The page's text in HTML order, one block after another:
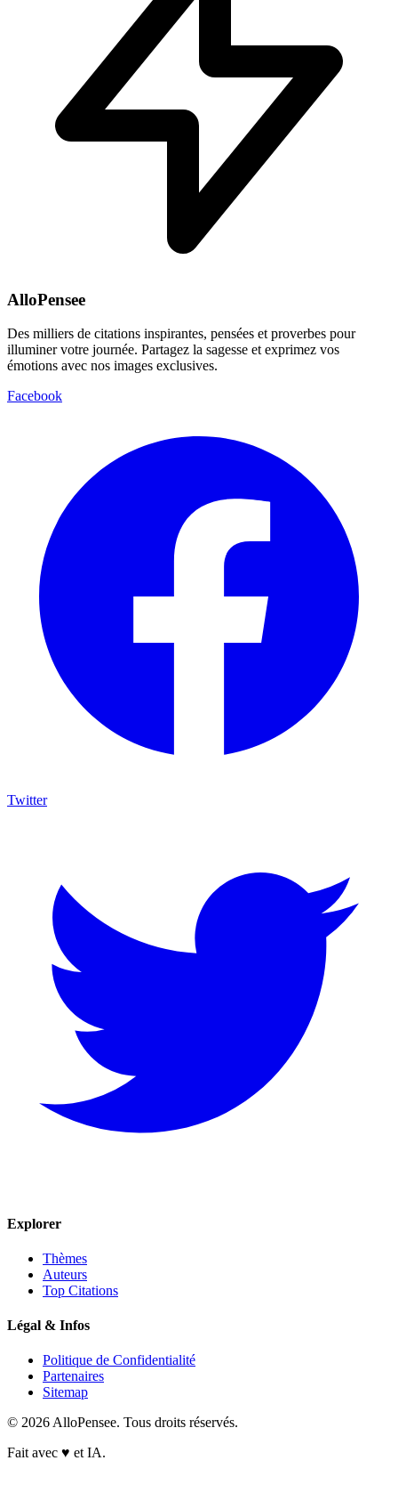
AlloPensee
Des milliers de citations inspirantes, pensées et proverbes pour
illuminer votre journée. Partagez la sagesse et exprimez vos
émotions avec nos images exclusives.
Facebook
Twitter
Explorer
Thèmes
Auteurs
Top Citations
Légal & Infos
Politique de Confidentialité
Partenaires
Sitemap
© 2026 AlloPensee. Tous droits réservés.
Fait avec ♥ et IA.